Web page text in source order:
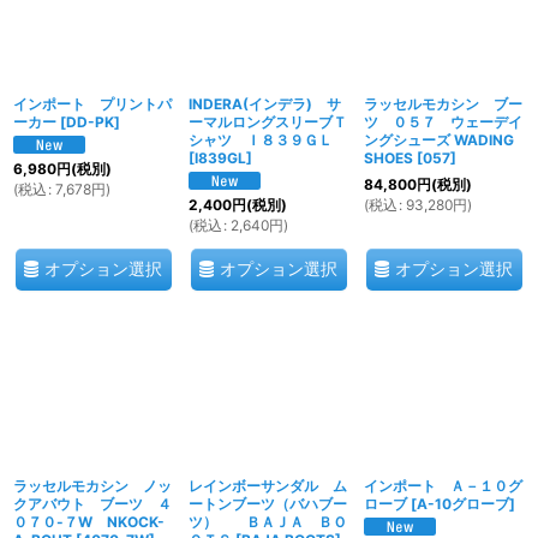
インポート プリントパ
ーカー [DD-PK]
6,980円(税別)
(税込 : 7,678円)
オプション選択
INDERA(インデラ) サ
ーマルロングスリーブＴ
シャツ Ｉ８３９ＧＬ
[I839GL]
2,400円(税別)
(税込 : 2,640円)
オプション選択
ラッセルモカシン ブー
ツ ０５７ ウェーデイ
ングシューズ WADING
SHOES [057]
84,800円(税別)
(税込 : 93,280円)
オプション選択
ラッセルモカシン ノッ
クアバウト ブーツ ４
０７０-７W NKOCK-
レインボーサンダル ム
ートンブーツ（バハブー
ツ） ＢＡＪＡ ＢＯ
インポート Ａ－１０グ
ローブ [A-10グローブ]